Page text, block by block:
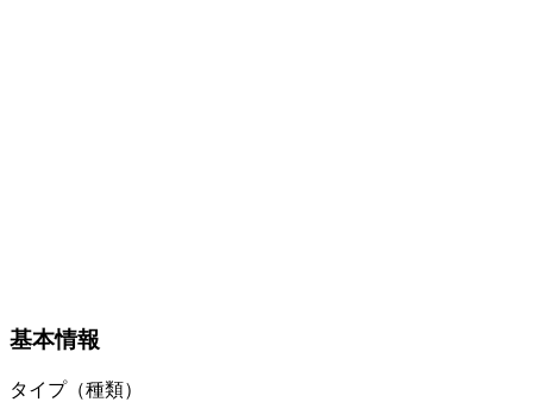
基本情報
タイプ（種類）